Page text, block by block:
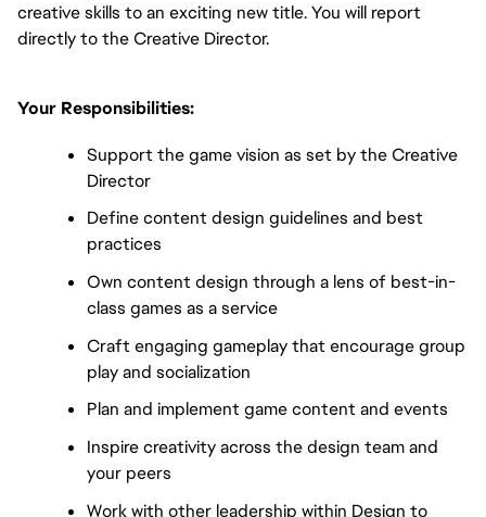
creative skills to an exciting new title. You will report
directly to the Creative Director.
Your Responsibilities:
Support the game vision as set by the Creative
Director
Define content design guidelines and best
practices
Own content design through a lens of best-in-
class games as a service
Craft engaging gameplay that encourage group
play and socialization
Plan and implement game content and events
Inspire creativity across the design team and
your peers
Work with other leadership within Design to